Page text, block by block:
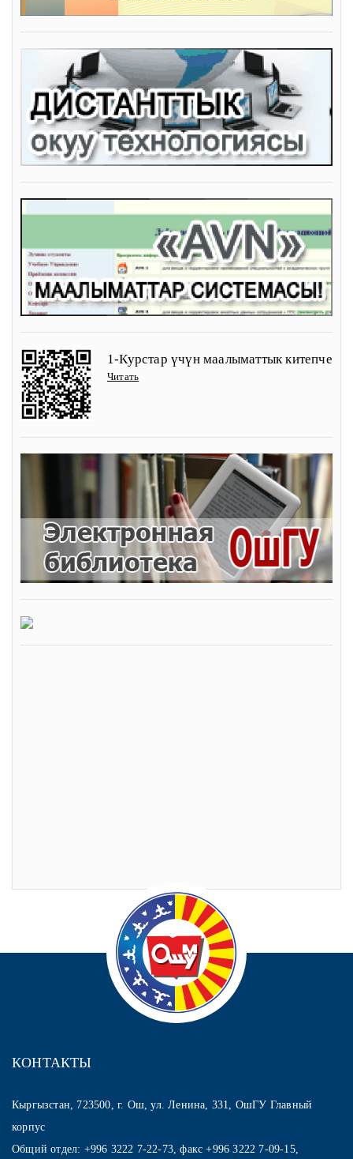
1-Курстар үчүн маалыматтык китепче
Читать
КОНТАКТЫ
Кыргызстан, 723500, г. Ош, ул. Ленина, 331, ОшГУ Главный
корпус
Общий отдел: +996 3222 7-22-73, факс +996 3222 7-09-15,